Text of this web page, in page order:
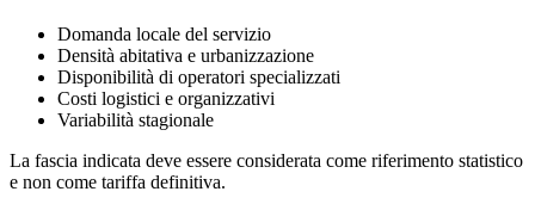
Domanda locale del servizio
Densità abitativa e urbanizzazione
Disponibilità di operatori specializzati
Costi logistici e organizzativi
Variabilità stagionale
La fascia indicata deve essere considerata come riferimento statistico
e non come tariffa definitiva.